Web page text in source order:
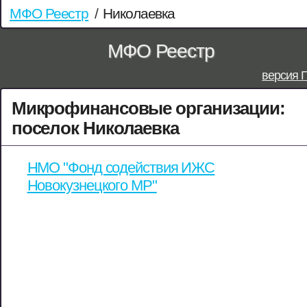
МФО Реестр / Николаевка
МФО Реестр
версия
Микрофинансовые организации:
поселок Николаевка
НМО "Фонд содействия ИЖС
Новокузнецкого МР"